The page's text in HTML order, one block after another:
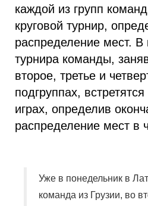
каждой из групп
круговой турнир,
распределение мест.
турнира команды,
второе, третье и
подгруппах,
играх, определив
распределение мест в
Уже в понедельник в
команда из Грузии, во